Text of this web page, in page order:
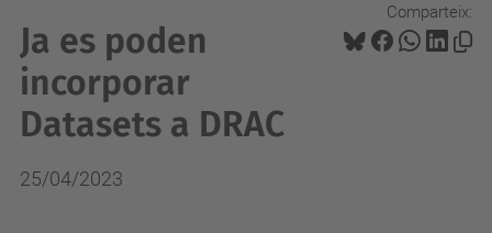
Comparteix:
Ja es poden
incorporar
Datasets a DRAC
25/04/2023